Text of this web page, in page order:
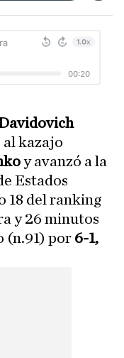
kazajo
y avanzó a la
Estados
18 del ranking
y 26 minutos
(n.91) por 6-1,